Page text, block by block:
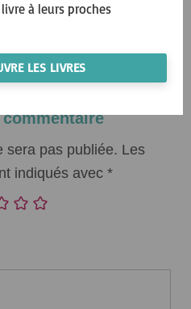
sera pas publiée. Les
indiqués avec *
à leurs proches
LES LIVRES